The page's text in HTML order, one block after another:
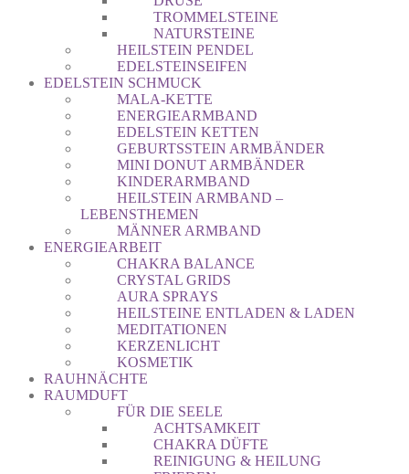
TROMMELSTEINE
NATURSTEINE
HEILSTEIN PENDEL
EDELSTEINSEIFEN
EDELSTEIN SCHMUCK
MALA-KETTE
ENERGIEARMBAND
EDELSTEIN KETTEN
GEBURTSSTEIN ARMBÄNDER
MINI DONUT ARMBÄNDER
KINDERARMBAND
HEILSTEIN ARMBAND –
LEBENSTHEMEN
MÄNNER ARMBAND
ENERGIEARBEIT
CHAKRA BALANCE
CRYSTAL GRIDS
AURA SPRAYS
HEILSTEINE ENTLADEN & LADEN
MEDITATIONEN
KERZENLICHT
KOSMETIK
RAUHNÄCHTE
RAUMDUFT
FÜR DIE SEELE
ACHTSAMKEIT
CHAKRA DÜFTE
REINIGUNG & HEILUNG